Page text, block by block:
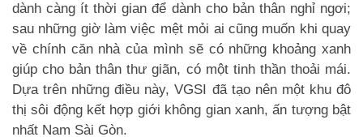
dành càng ít thời gian để dành cho bản thân nghỉ ngơi;
sau những giờ làm việc mệt mỏi ai cũng muốn khi quay
về chính căn nhà của mình sẽ có những khoảng xanh
giúp cho bản thân thư giãn, có một tinh thần thoải mái.
Dựa trên những điều này, VGSI đã tạo nên một khu đô
thị sôi động kết hợp giới không gian xanh, ấn tượng bật
nhất Nam Sài Gòn.